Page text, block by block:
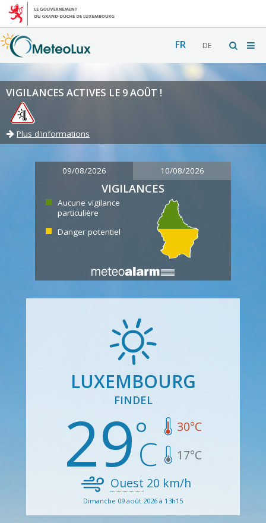
FR DE
VIGILANCES ACTIVES LE 9 AOÛT !
Plus d'informations
09/08/2026 10/08/2026
VIGILANCES
Aucune vigilance
particulière
Danger potentiel
LUXEMBOURG
FINDEL
29 30°C
17°C
Ouest 20 km/h
Dimanche 09 août 2026 à 13h15